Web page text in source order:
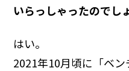
いらっしゃったのでし
はい。
2021年10月頃に「ベ